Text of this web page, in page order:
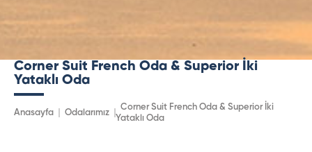
Corner Suit French Oda & Superior İki
Yataklı Oda
Anasayfa Odalarımız
Corner Suit French Oda & Superior İki
Yataklı Oda